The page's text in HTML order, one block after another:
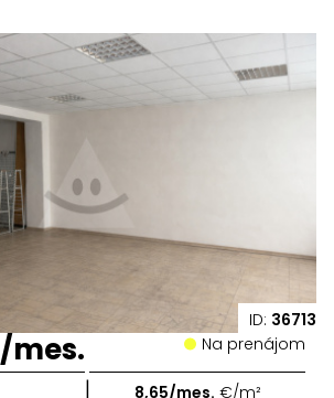
ID: 36713
mes. Na prenájom
| 8,65/mes. €/m²